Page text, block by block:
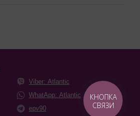
Viber: Atlantic
WhatApp: Atlantic
epv90
КНОПКА
СВЯЗИ